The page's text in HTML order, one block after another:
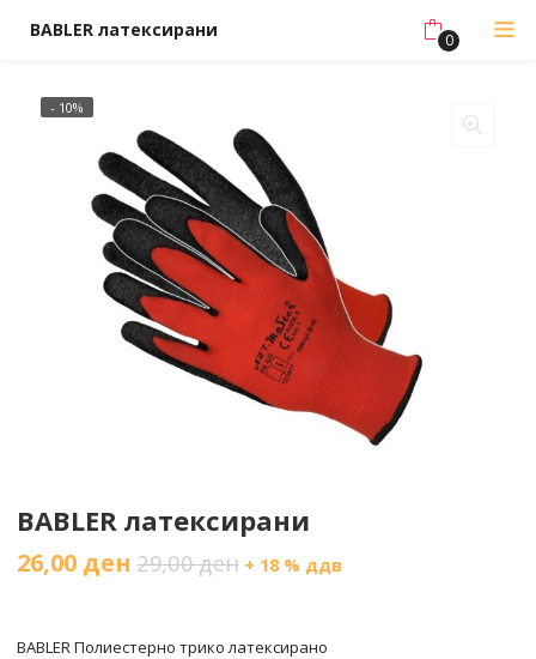
BABLER латексирани 0
- 10%
BABLER латексирани
26,00 ден 29,00ден + 18 % ддв
BABLER Полиестерно трико латексирано